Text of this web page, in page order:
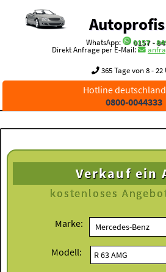
WhatsApp:
0157 -
Direkt Anfrage per E-Mail:
365 Tage von 8 - 22
Hotline
0800-0044333
Verkauf ein
kostenloses
Marke:
Modell: